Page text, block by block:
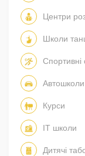
Центри
Школи
Спортивні
Автошколи
Курси
IT школи
Дитячі